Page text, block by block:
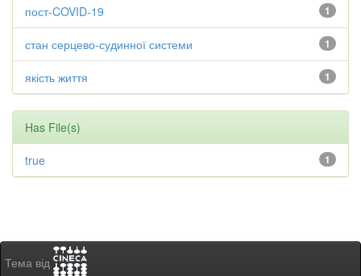
1
пост-COVID-19
1
стан серцево-судинної системи
1
якість життя
Has File(s)
1
true
Тема від